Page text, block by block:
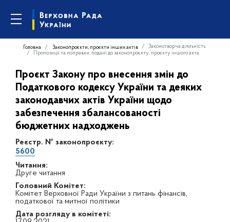
Головна Законопроєкти, проєкти інших актів
Законотворча діяльність
Пропозиції та поправки, подані до законопроєкту, проєкту іншого акта
Проєкт Закону про внесення змін до
Податкового кодексу України та деяких
законодавчих актів України щодо
забезпечення збалансованості
бюджетних надходжень
Реєстр. № законопроєкту:
5600
Читання:
Друге читання
Головний Комітет:
Комітет Верховної Ради України з питань фінансів,
податкової та митної політики
Дата розгляду в комітеті: